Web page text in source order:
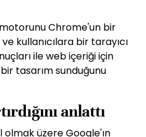
Chrome'un bir
kullanıcılara bir tarayıcı
ile web içeriği için
tasarım sunduğunu
anlattı
üzere Google'ın